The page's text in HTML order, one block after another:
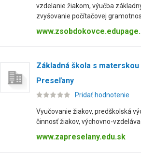
vzdelanie žiakom, výučba
zvyšovanie počítačovej
Základná škola s
Preseľany
Pridať hodnotenie
Vyučovanie žiakov, predškolská
činnosť žiakov, výchovno-
www.zapreselany.edu.sk